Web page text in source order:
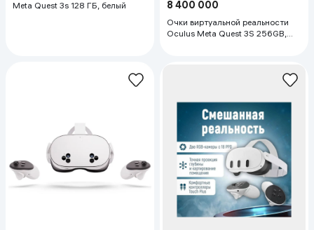
Meta Quest 3s 128 ГБ, белый
8 400 000
Очки виртуальной реальности
Oculus Meta Quest 3S 256GB,